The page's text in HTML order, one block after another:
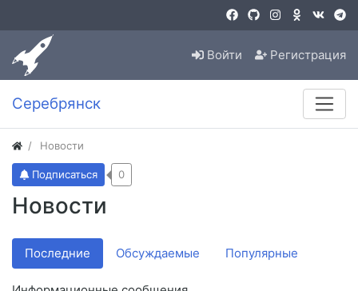
Войти Регистрация
Серебрянск
Новости
Новости
Подписаться 0
Последние Обсуждаемые Популярные